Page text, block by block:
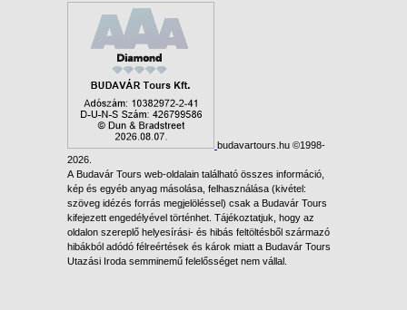
budavartours.hu ©1998-
2026.
A Budavár Tours web-oldalain található összes információ,
kép és egyéb anyag másolása, felhasználása (kivétel:
szöveg idézés forrás megjelöléssel) csak a Budavár Tours
kifejezett engedélyével történhet. Tájékoztatjuk, hogy az
oldalon szereplő helyesírási- és hibás feltöltésből származó
hibákból adódó félreértések és károk miatt a Budavár Tours
Utazási Iroda semminemű felelősséget nem vállal.